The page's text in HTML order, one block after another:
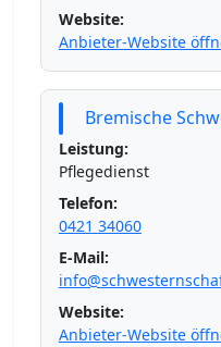
Website:
Anbieter-Website
Bremische
Leistung:
Pflegedienst
Telefon:
0421 34060
E-Mail:
Website:
Anbieter-Website